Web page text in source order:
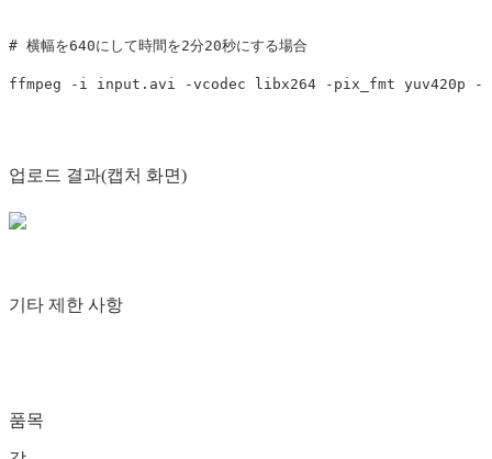
# 横幅を640にして時間を2分20秒にする場合
ffmpeg -i input.avi -vcodec libx264 -pix_fmt yuv420p -
업로드 결과(캡처 화면)
기타 제한 사항
품목